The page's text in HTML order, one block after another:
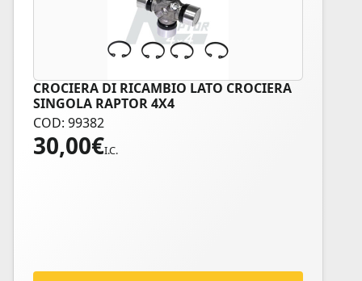
CROCIERA DI RICAMBIO LATO CROCIERA
SINGOLA RAPTOR 4X4
COD: 99382
30,00€I.C.